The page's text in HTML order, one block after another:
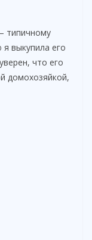
типичному
выкупила его
что его
домохозяйкой,